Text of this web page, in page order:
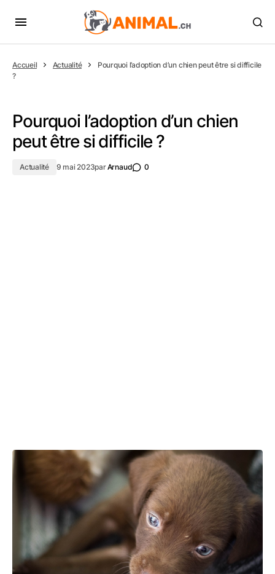
Accueil Actualité
Pourquoi l’adoption d’un chien peut être si difficile
?
Pourquoi l’adoption d’un chien
peut être si difficile ?
Actualité 9 mai 2023parArnaud 0